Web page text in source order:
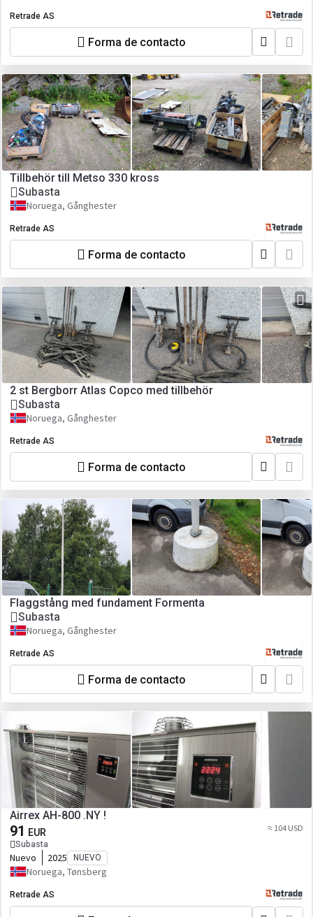
Retrade AS
Forma de contacto
Tillbehör till Metso 330 kross
Subasta
Noruega, Gånghester
Retrade AS
Forma de contacto
2 st Bergborr Atlas Copco med tillbehör
Subasta
Noruega, Gånghester
Retrade AS
Forma de contacto
Flaggstång med fundament Formenta
Subasta
Noruega, Gånghester
Retrade AS
Forma de contacto
Airrex AH-800 .NY !
91 EUR
Subasta
≈ 104 USD
Nuevo 2025 NUEVO
Noruega, Tønsberg
Retrade AS